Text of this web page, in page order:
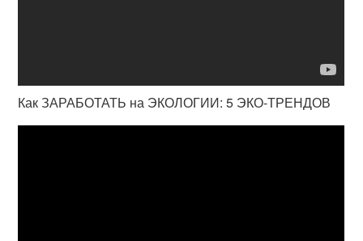
Как ЗАРАБОТАТЬ на ЭКОЛОГИИ: 5 ЭКО-ТРЕНДОВ